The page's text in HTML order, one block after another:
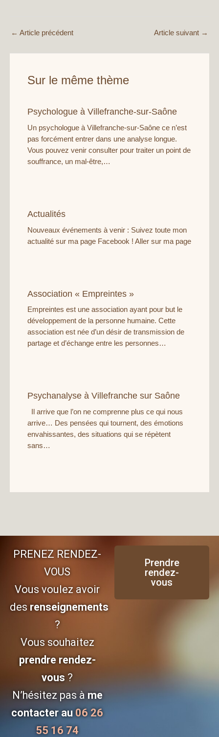
← Article précédent Article suivant →
Sur le même thème
Psychologue à Villefranche-sur-Saône
Un psychologue à Villefranche-sur-Saône ce n’est
pas forcément entrer dans une analyse longue.
Vous pouvez venir consulter pour traiter un point de
souffrance, un mal-être,…
Actualités
Nouveaux événements à venir : Suivez toute mon
actualité sur ma page Facebook ! Aller sur ma page
Association « Empreintes »
Empreintes est une association ayant pour but le
développement de la personne humaine. Cette
association est née d’un désir de transmission de
partage et d’échange entre les personnes…
Psychanalyse à Villefranche sur Saône
Il arrive que l’on ne comprenne plus ce qui nous
arrive… Des pensées qui tournent, des émotions
envahissantes, des situations qui se répètent
sans…
PRENEZ RENDEZ-
VOUS
Vous voulez avoir
desrenseignements
?
Vous souhaitez
prendre rendez-
vous ?
N’hésitez pas à me
contacter au 06 26
55 16 74
Prendre
rendez-
vous